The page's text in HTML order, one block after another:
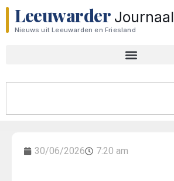
Leeuwarder Journaal
Nieuws uit Leeuwarden en Friesland
30/06/2026 7:20 am